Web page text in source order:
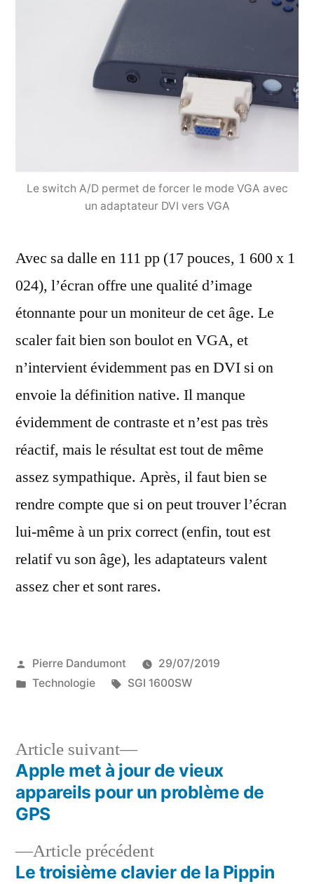
Le switch A/D permet de forcer le mode VGA avec
un adaptateur DVI vers VGA
Avec sa dalle en 111 pp (17 pouces, 1 600 x 1
024), l’écran offre une qualité d’image
étonnante pour un moniteur de cet âge. Le
scaler fait bien son boulot en VGA, et
n’intervient évidemment pas en DVI si on
envoie la définition native. Il manque
évidemment de contraste et n’est pas très
réactif, mais le résultat est tout de même
assez sympathique. Après, il faut bien se
rendre compte que si on peut trouver l’écran
lui-même à un prix correct (enfin, tout est
relatif vu son âge), les adaptateurs valent
assez cher et sont rares.
Publié
par
Pierre Dandumont
29/07/2019
Publié
Technologie Étiquettes :
SGI 1600SW
Navigation
de
l’article
Article précédentArticle
précédent :
Le troisième clavier de la Pippin
Article suivant
Article
suivant :
Apple met à jour de vieux
appareils pour un problème de
GPS